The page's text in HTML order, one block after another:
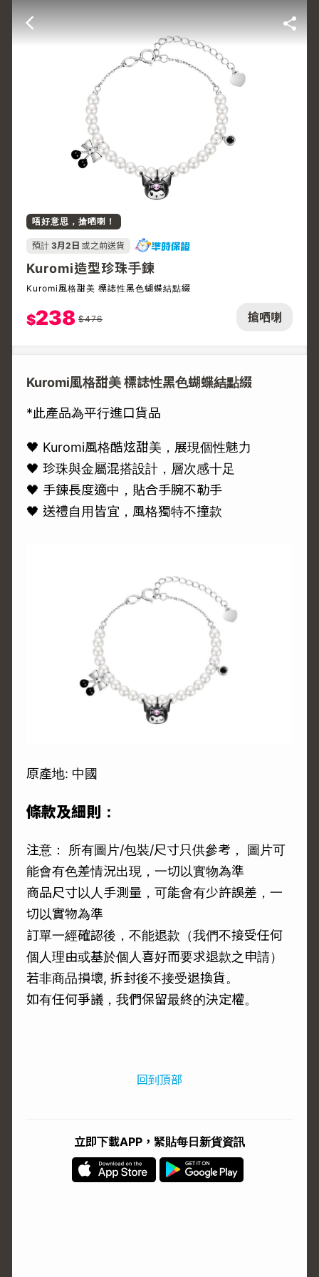
搶哂喇
唔好意思，搶哂喇！
預計 3月2日 或之前送貨
Kuromi造型珍珠手鍊
Kuromi風格甜美 標誌性黑色蝴蝶結點綴
$238 $476
Kuromi風格甜美 標誌性黑色蝴蝶結點綴
*此產品為平行進口貨品
🖤 Kuromi風格酷炫甜美，展現個性魅力
🖤 珍珠與金屬混搭設計，層次感十足
🖤 手鍊長度適中，貼合手腕不勒手
🖤 送禮自用皆宜，風格獨特不撞款
原產地: 中國
條款及細則：
注意： 所有圖片/包裝/尺寸只供參考， 圖片可
能會有色差情況出現，一切以實物為準
商品尺寸以人手測量，可能會有少許誤差，一
切以實物為準
訂單一經確認後，不能退款（我們不接受任何
個人理由或基於個人喜好而要求退款之申請）
若非商品損壞, 拆封後不接受退換貨。
如有任何爭議，我們保留最終的決定權。
回到頂部
立即下載APP，緊貼每日新貨資訊